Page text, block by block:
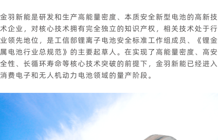
金羽新能是研发和生产高能量密度、本质安全新型电池的高新技
术企业，对核心技术拥有完全独立的知识产权，相关技术处于行
业领先地位，是工信部锂离子电池安全标准工作组成员、《锂金
属电池行业总规范》的主要起草人。在实现了高能量密度、高安
全性、长循环寿命等核心技术突破的前提下，金羽新能已经进入
消费电子和无人机动力电池领域的量产阶段。